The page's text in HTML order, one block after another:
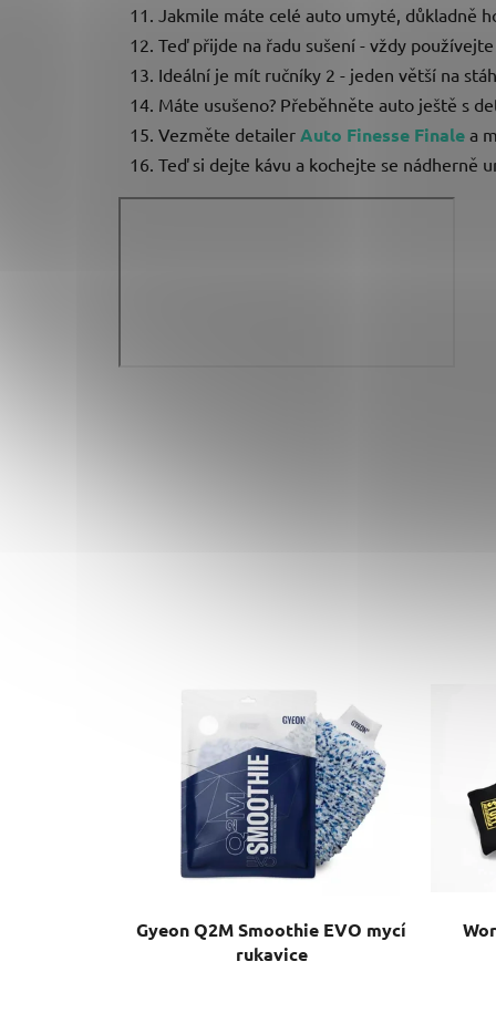
Jakmile máte celé auto umyté, důkladně
Teď přijde na řadu sušení - vždy
Ideální je mít ručníky 2 - jeden větší na
Máte usušeno? Přeběhněte auto ještě s
Vezměte detailer Auto Finesse Finale a
Teď si dejte kávu a kochejte se nádherně
Gyeon Q2M Smoothie EVO mycí
rukavice